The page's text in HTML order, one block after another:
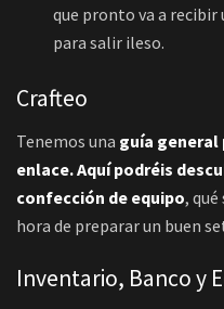
que pronto va a
para salir ileso.
Crafteo
Tenemos una guía general
enlace. Aquí podréis
confección de equipo,
hora de preparar un buen
Inventario, Banco y